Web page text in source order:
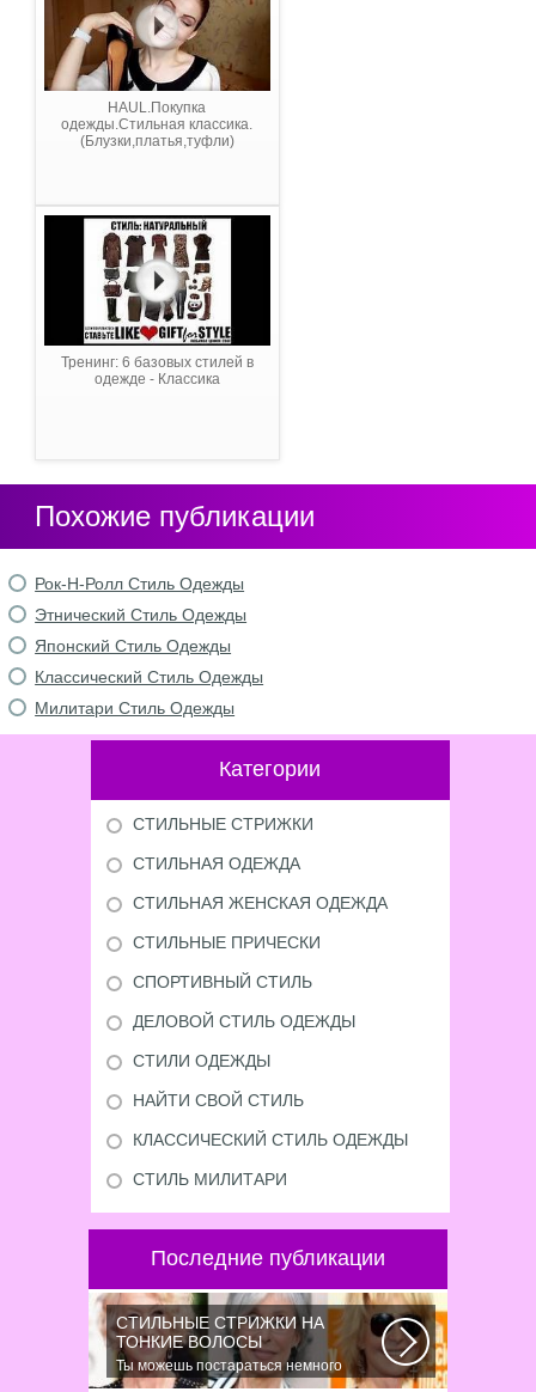
HAUL.Покупка
одежды.Стильная классика.
(Блузки,платья,туфли)
Тренинг: 6 базовых стилей в
одежде - Классика
Похожие публикации
Рок-Н-Ролл Стиль Одежды
Этнический Стиль Одежды
Японский Стиль Одежды
Классический Стиль Одежды
Милитари Стиль Одежды
Категории
СТИЛЬНЫЕ СТРИЖКИ
СТИЛЬНАЯ ОДЕЖДА
СТИЛЬНАЯ ЖЕНСКАЯ ОДЕЖДА
СТИЛЬНЫЕ ПРИЧЕСКИ
СПОРТИВНЫЙ СТИЛЬ
ДЕЛОВОЙ СТИЛЬ ОДЕЖДЫ
СТИЛИ ОДЕЖДЫ
НАЙТИ СВОЙ СТИЛЬ
КЛАССИЧЕСКИЙ СТИЛЬ ОДЕЖДЫ
СТИЛЬ МИЛИТАРИ
Последние публикации
СТИЛЬНЫЕ СТРИЖКИ НА
ТОНКИЕ ВОЛОСЫ
Ты можешь постараться немного
уплотнить свои тонкие волосы с